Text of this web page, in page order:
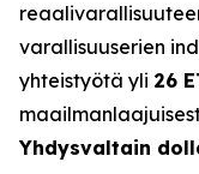
varallisuuserien
yhteistyötä yli 26
Yhdysvaltain